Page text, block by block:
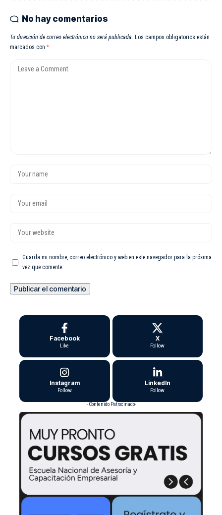
No hay comentarios
Tu dirección de correo electrónico no será publicada. Los campos obligatorios están
marcados con *
Guarda mi nombre, correo electrónico y web en este navegador para la próxima
vez que comente.
Facebook
Like
X
Follow
Instagram
Follow
LinkedIn
Follow
- Contenido Patrocinado-